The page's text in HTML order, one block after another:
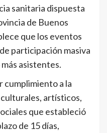
sanitaria dispuesta
de Buenos
que los eventos
participación masiva
asistentes.
cumplimiento a la
artísticos,
que estableció
de 15 días,